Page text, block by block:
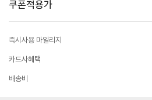
쿠폰적용가
즉시사용 마일리지
카드사혜택
배송비